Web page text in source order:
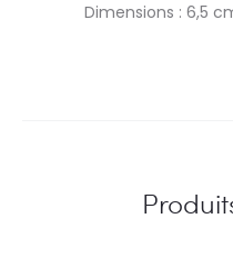
Dimensions : 6,5